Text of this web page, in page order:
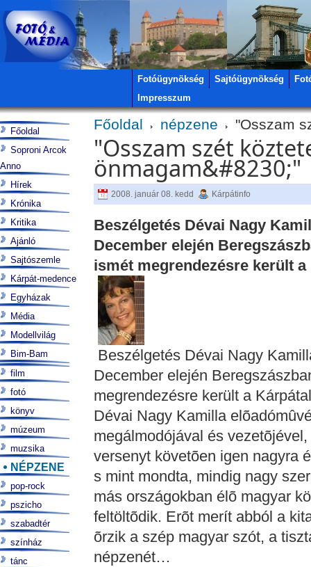
Fotóügynökség Sajtóügynökség
Impresszum
Főoldal népzene "Osszam
"Osszam szét
önmagam&#8230;"
2008. január 08. kedd Kárpátinfo
Beszélgetés Dévai Nagy
December elején
ismét megrendezésre került
Beszélgetés Dévai Nagy
December elején
megrendezésre került a
Dévai Nagy Kamilla
megálmodójával és
versenyt követõen igen nagyra
s mint mondta, mindig nagy
más országokban élõ magyar
feltöltõdik. Erõt merít abból a
õrzik a szép magyar szót, a
népzenét…
Főoldal
Soproni Arcok
Anno
Hírek
Krónika
Kritika
Ajánló
Sajtószemle
Kárpát-medence
Egyházak
Média
Modellvilág
Bim-Bam
film
fotó
könyv
múzeum
muzsika
NÉPZENE
pop-rock
pszicho
szabadtér
színház
tánc